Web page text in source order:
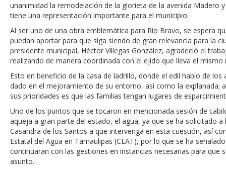
TEMPORADA DE CALOR
Intensificó Municipio programa de bacheo en cuatro colonias de
Respalda la SET acuerdos de la CONAEDU sobre redes sociales
AVANZAN TRABAJOS DE MODERNIZACIÓN EN AVENIDA
MUNICIPAL MANTIENE EL RITMO DE LAS OBRAS
Atendió Protección Civil de Reynosa reportes ante lluvias
IMPULSA GESTIÓN AMBIENTAL JORNADA DE MEJORA
AGUSTÍN
Asegura alcalde de Reynosa buen funcionamiento de Presa El
GOBIERNO MUNICIPAL Y ESTATAL CELEBRARÁN FERIA DEL
AGOSTO
Logra STPS la generación de empleo con más de 6 mil 900
Anunciaron Gobierno Municipal, PROFECO y CANACO: Feria de
unanimidad la remodelación de la glorieta de la avenida Madero
tiene una representación importante para el municipio.
Al ser uno de una obra emblemática para Río Bravo, se espera
puedan aportar para que siga siendo de gran relevancia para la
presidente municipal, Héctor Villegas González, agradeció el
realizando de manera coordinada con el ejido que lleva el mismo
Esto en beneficio de la casa de ladrillo, donde el edil hablo de los
dado en el mejoramiento de su entorno, así como la explanada;
sus prioridades es que las familias tengan lugares de
Uno de los puntos que se tocaron en mencionada sesión de
aqueja a gran parte del estado, el agua, ya que se ha solicitado a
Casandra de los Santos a que intervenga en esta cuestión, así
Estatal del Agua en Tamaulipas (CEAT), por lo que se ha
continuaran con las gestiones en instancias necesarias para que
asunto.